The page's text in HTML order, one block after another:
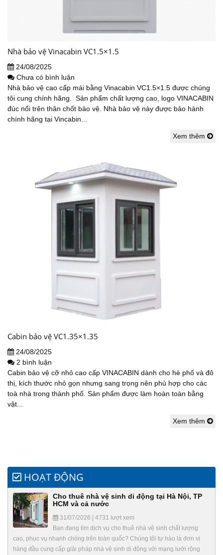
Nhà bảo vệ Vinacabin VC1.5×1.5
24/08/2025
Chưa có bình luận
Nhà bảo vệ cao cấp mái bằng Vinacabin VC1.5×1.5 được chúng
tôi cung chính hãng. Sản phẩm chất lượng cao, logo VINACABIN
đúc nổi trên thân chốt bảo vệ. Nhà bảo vệ này được bảo hành
chính hãng tại Vincabin...
Xem thêm
Cabin bảo vệ VC1.35×1.35
24/08/2025
2 bình luận
Cabin bảo vệ cỡ nhỏ cao cấp VINACABIN dành cho hè phố và đô
thị, kích thước nhỏ gọn nhưng sang trọng nên phù hợp cho các
toà nhà trong thành phố. Sản phẩm được làm hoàn toàn bằng
vật...
Xem thêm
HOẠT ĐỘNG
Cho thuê nhà vệ sinh di động tại Hà Nội, TP
HCM và cả nước
31/07/2026 | 4731 lượt xem
Bạn đang tìm dịch vụ cho thuê nhà vệ sinh chất lượng
cao, phục vụ nhanh chóng trên toàn quốc? Chúng tôi tự hào là đơn vị
hàng đầu cung cấp giải pháp nhà vệ sinh di động với mạng lưới rộng